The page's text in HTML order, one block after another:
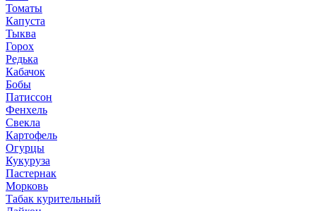
Томаты
Капуста
Тыква
Горох
Редька
Кабачок
Бобы
Патиссон
Фенхель
Свекла
Картофель
Огурцы
Кукуруза
Пастернак
Морковь
Табак курительный